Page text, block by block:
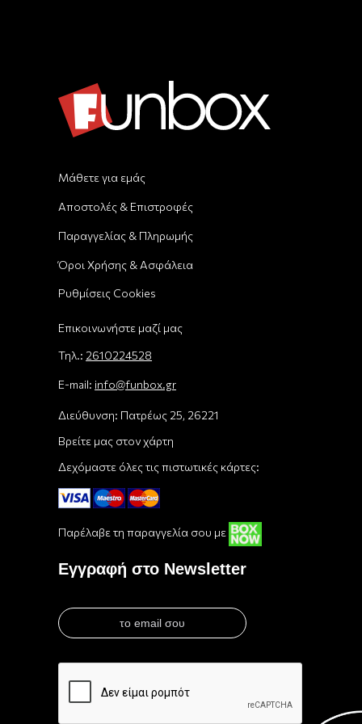
Μάθετε για εμάς
Αποστολές & Επιστροφές
Παραγγελίας & Πληρωμής
Όροι Χρήσης & Ασφάλεια
Ρυθμίσεις Cookies
Επικοινωνήστε μαζί μας
Τηλ.: 2610224528
E-mail: info@funbox.gr
Διεύθυνση: Πατρέως 25, 26221
Βρείτε μας στον χάρτη
Δεχόμαστε όλες τις πιστωτικές κάρτες:
Παρέλαβε τη παραγγελία σου με
Εγγραφή στο Newsletter